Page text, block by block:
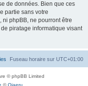
de données. Bien que ces
partie sans votre
ni phpBB, ne pourront être
piratage informatique visant
Fuseau horaire sur UTC+01:00
© phpBB Limited
©Qiaeru